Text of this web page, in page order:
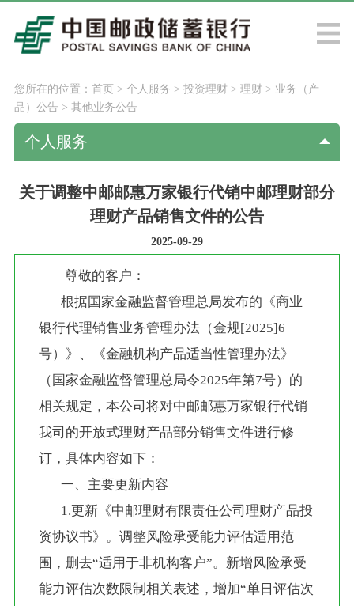
您所在的位置： 首页> 个人服务 > 投资理财 > 理财 > 业务（产
品）公告 > 其他业务公告
个人服务
关于调整中邮邮惠万家银行代销中邮理财部分
理财产品销售文件的公告
2025-09-29
尊敬的客户：
银行代理销售业务管理办法（金规[2025]6
号）》、《金融机构产品适当性管理办法》
（国家金融监督管理总局令2025年第7号）的
相关规定，本公司将对中邮邮惠万家银行代销
我司的开放式理财产品部分销售文件进行修
订，具体内容如下：
       一、主要更新内容
资协议书》。调整风险承受能力评估适用范
围，删去“适用于非机构客户”。新增风险承受
能力评估次数限制相关表述，增加“单日评估次